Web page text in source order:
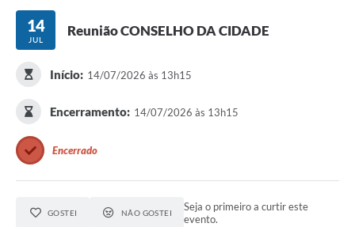
14
JUL
Reunião CONSELHO DA CIDADE
Início: 14/07/2026 às 13h15
Encerramento: 14/07/2026 às 13h15
Encerrado
GOSTEI NÃO GOSTEI
Seja o primeiro a curtir este
evento.